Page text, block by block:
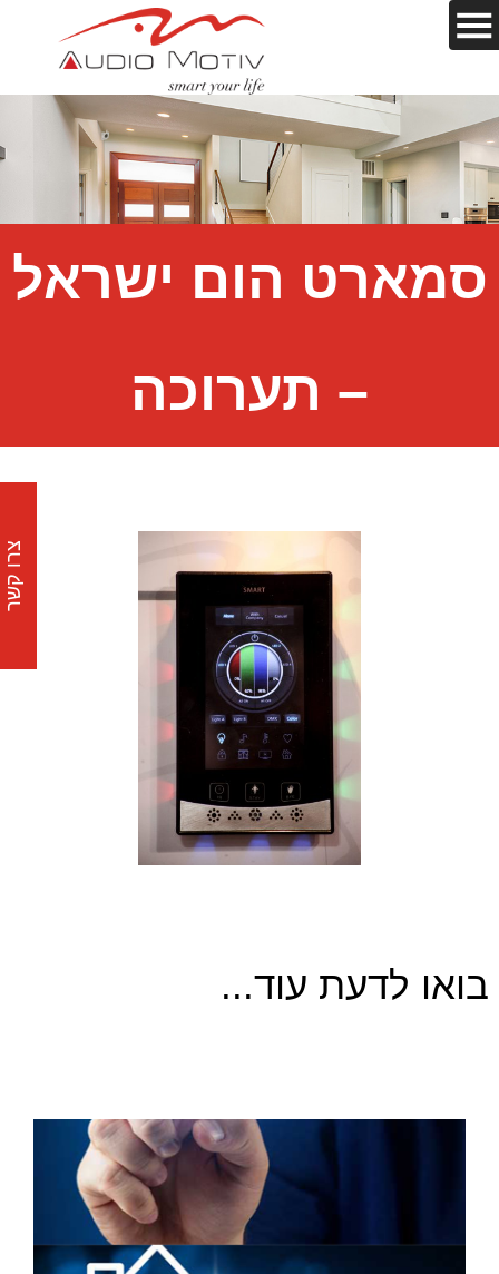
סמארט הום ישראל
– תערוכה
בואו לדעת עוד...
צרו קשר